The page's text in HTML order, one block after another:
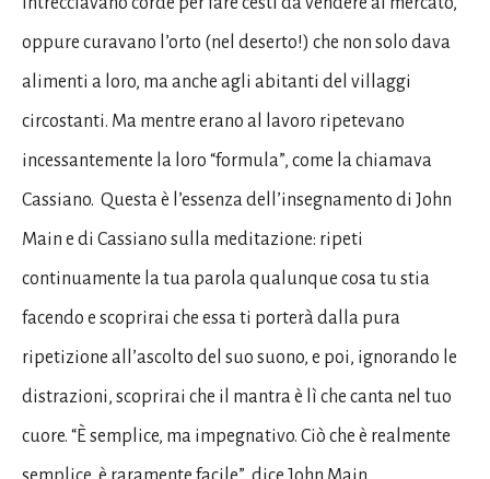
oppure curavano l’orto (nel deserto!) che non solo dava
alimenti a loro, ma anche agli abitanti del villaggi
circostanti. Ma mentre erano al lavoro ripetevano
incessantemente la loro “formula”, come la chiamava
Cassiano. Questa è l’essenza dell’insegnamento di John
Main e di Cassiano sulla meditazione: ripeti
continuamente la tua parola qualunque cosa tu stia
facendo e scoprirai che essa ti porterà dalla pura
ripetizione all’ascolto del suo suono, e poi, ignorando le
distrazioni, scoprirai che il mantra è lì che canta nel tuo
cuore. “È semplice, ma impegnativo. Ciò che è realmente